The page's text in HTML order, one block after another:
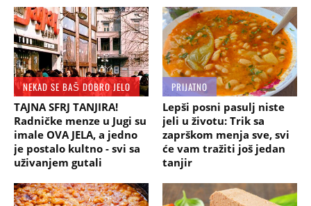
NEKAD SE BAŠ DOBRO JELO
TAJNA SFRJ TANJIRA!
Radničke menze u Jugi su
imale OVA JELA, a jedno
je postalo kultno - svi sa
uživanjem gutali
PRIJATNO
Lepši posni pasulj niste
jeli u životu: Trik sa
zaprškom menja sve, svi
će vam tražiti još jedan
tanjir